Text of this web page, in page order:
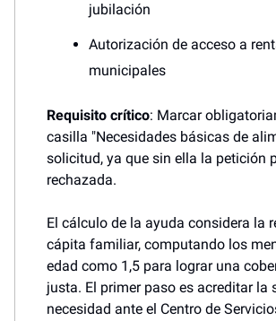
jubilación
Autorización de acceso a
municipales
Requisito crítico: Marcar
casilla "Necesidades básicas de
solicitud, ya que sin ella la petición
rechazada.
El cálculo de la ayuda considera la
cápita familiar, computando los
edad como 1,5 para lograr una
justa. El primer paso es acreditar la
necesidad ante el Centro de